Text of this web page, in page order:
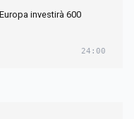
investirà 600
24:00